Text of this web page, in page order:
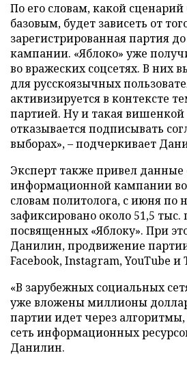
По его словам, какой сценарий
базовым, будет зависеть от
зарегистрированная партия
кампании. «Яблоко» уже
во вражеских соцсетях. В них
для русскоязычных
активизируется в контексте
партией. Ну и такая вишенкой
отказывается подписывать
выборах», – подчеркивает
Эксперт также привел
информационной кампании
словам политолога, с июня по
зафиксировано около 51,5
посвященных «Яблоку». При
Данилин, продвижение
Facebook, Instagram, YouTube и
«В зарубежных социальных
уже вложены миллионы
партии идет через
сеть информационных
Данилин.